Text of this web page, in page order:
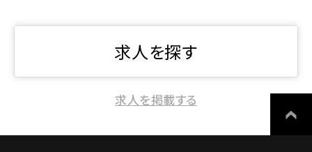
求人を探す
求人を掲載する